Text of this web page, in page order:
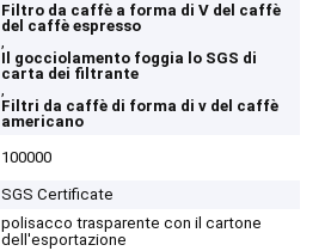
Filtro da caffè a forma di V del caffè
del caffè espresso
,
Il gocciolamento foggia lo SGS di
carta dei filtrante
,
Filtri da caffè di forma di v del caffè
americano
100000
SGS Certificate
polisacco trasparente con il cartone
dell'esportazione